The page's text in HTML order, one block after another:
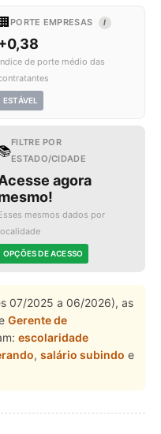
🏢 PORTE EMPRESAS I
de porte médio das
ESTÁVEL
FILTRE POR
ESTADO/CIDADE
agora
mesmos dados por
OPÇÕES DE ACESSO
07/2025 a 06/2026), as
Gerente de
escolaridade
, salário subindo e